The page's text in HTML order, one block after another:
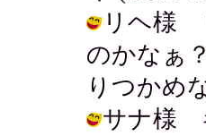
リヘ様
のかなぁ
りつかめ
サナ様